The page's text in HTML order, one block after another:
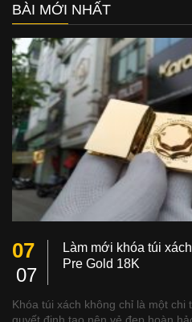
BÀI MỚI NHẤT
07
07
Làm mới khóa túi
Pre Gold 18K
Khóa túi xách không chỉ là một chi
quyết định tạo nên vẻ đẹp hoàn